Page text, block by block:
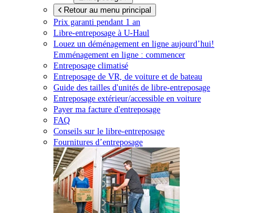
Retour au menu principal
Prix garanti pendant 1 an
Libre-entreposage à U-Haul
Louez un déménagement en ligne aujourd’hui!
Emménagement en ligne : commencer
Entreposage climatisé
Entreposage de VR, de voiture et de bateau
Guide des tailles d'unités de libre-entreposage
Entreposage extérieur/accessible en voiture
Payer ma facture d'entreposage
FAQ
Conseils sur le libre-entreposage
Fournitures d’entreposage